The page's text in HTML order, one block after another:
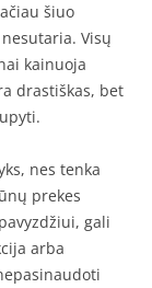
šiuo
Visų
kainuoja
drastiškas, bet
nes tenka
prekes
gali
arba